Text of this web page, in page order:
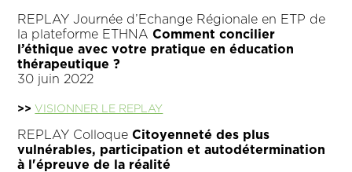
REPLAY Journée d’Echange Régionale en ETP de
la plateforme ETHNA Comment concilier
l’éthique avec votre pratique en éducation
thérapeutique ?
30 juin 2022
>> VISIONNER LE REPLAY
REPLAY Colloque Citoyenneté des plus
vulnérables, participation et autodétermination
à l'épreuve de la réalité